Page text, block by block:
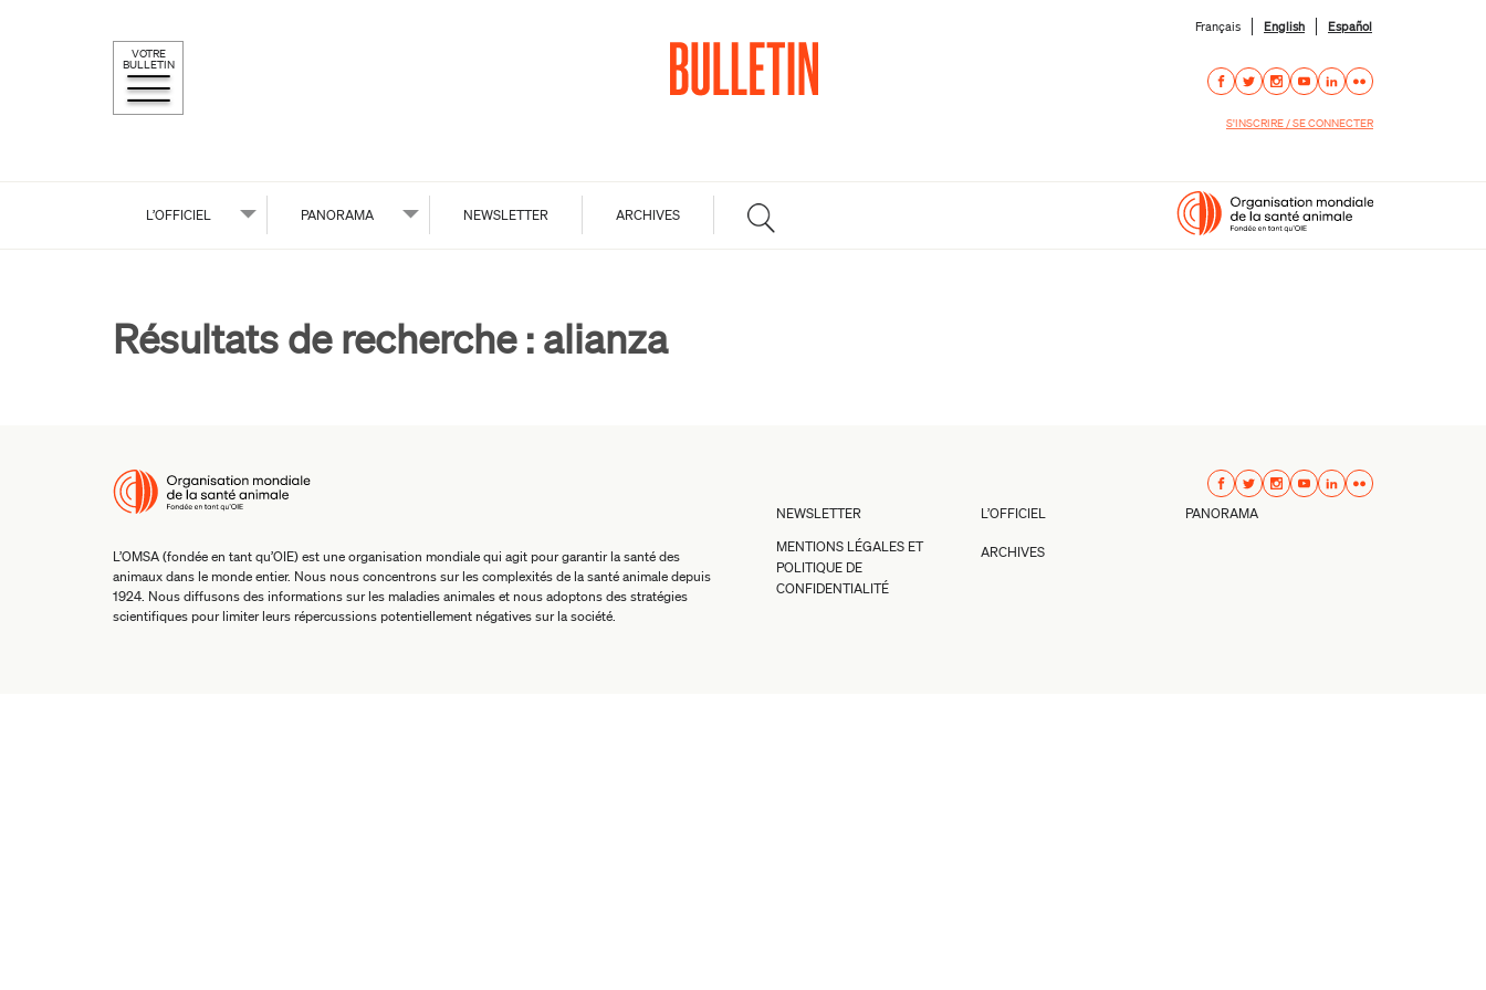
VOTRE
BULLETIN
Français English Español
S'INSCRIRE / SE CONNECTER
L’OFFICIEL PANORAMA NEWSLETTER ARCHIVES
Résultats de recherche : alianza
L’OMSA (fondée en tant qu’OIE) est une organisation mondiale qui agit pour garantir la santé des
animaux dans le monde entier. Nous nous concentrons sur les complexités de la santé animale depuis
1924. Nous diffusons des informations sur les maladies animales et nous adoptons des stratégies
scientifiques pour limiter leurs répercussions potentiellement négatives sur la société.
NEWSLETTER L’OFFICIEL
PANORAMA
MENTIONS LÉGALES ET
POLITIQUE DE
CONFIDENTIALITÉ
ARCHIVES